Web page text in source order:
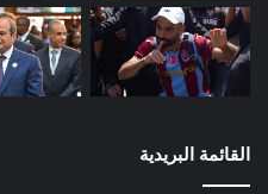
القائمة البريدية